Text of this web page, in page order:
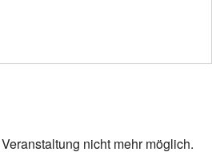
nicht mehr möglich.